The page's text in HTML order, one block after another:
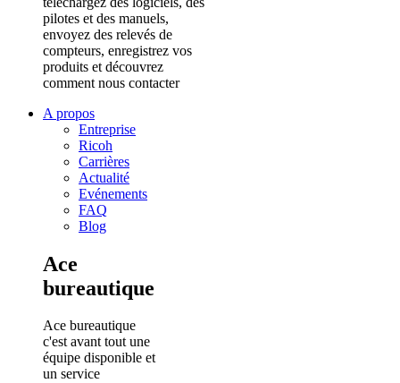
pilotes et des manuels,
envoyez des relevés de
compteurs, enregistrez vos
produits et découvrez
comment nous contacter
A propos
Entreprise
Ricoh
Carrières
Actualité
Evénements
FAQ
Blog
Ace
bureautique
Ace bureautique
c'est avant tout une
équipe disponible et
un service